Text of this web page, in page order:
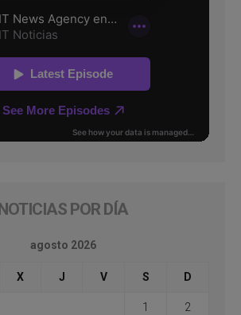
NOTICIAS POR DÍA
agosto 2026
X J V S D
1 2